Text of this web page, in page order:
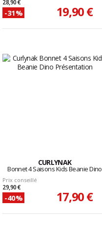
28,90 €
-31% 19,90 €
CURLYNAK
Bonnet 4 Saisons Kids Beanie Dino
Prix conseillé
29,90 €
-40% 17,90 €